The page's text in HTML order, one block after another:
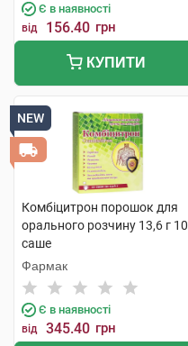
Є в наявності
від 156.40 грн
КУПИТИ
NEW
Комбіцитрон порошок для
орального розчину 13,6 г 10
саше
Фармак
Є в наявності
від 345.40 грн